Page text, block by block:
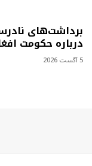
برداشت‌های
درباره حکومت
5 آگست 2026